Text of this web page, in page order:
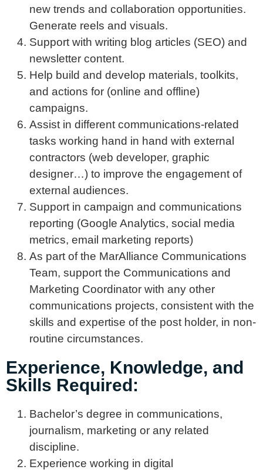
new trends and collaboration opportunities.
Generate reels and visuals.
Support with writing blog articles (SEO) and
newsletter content.
Help build and develop materials, toolkits,
and actions for (online and offline)
campaigns.
Assist in different communications-related
tasks working hand in hand with external
contractors (web developer, graphic
designer…) to improve the engagement of
external audiences.
Support in campaign and communications
reporting (Google Analytics, social media
metrics, email marketing reports)
As part of the MarAlliance Communications
Team, support the Communications and
Marketing Coordinator with any other
communications projects, consistent with the
skills and expertise of the post holder, in non-
routine circumstances.
Experience, Knowledge, and
Skills Required:
Bachelor’s degree in communications,
journalism, marketing or any related
discipline.
Experience working in digital